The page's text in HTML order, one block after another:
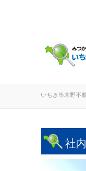
いちき串木野不
社